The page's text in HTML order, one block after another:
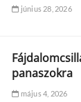
június 28, 2026
panaszokra
május 4, 2026